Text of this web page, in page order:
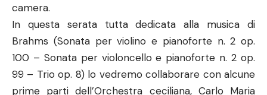
camera.
In questa serata tutta dedicata alla musica di
Brahms (Sonata per violino e pianoforte n. 2 op.
100 – Sonata per violoncello e pianoforte n. 2 op.
99 – Trio op. 8) lo vedremo collaborare con alcune
prime parti dell’Orchestra ceciliana, Carlo Maria